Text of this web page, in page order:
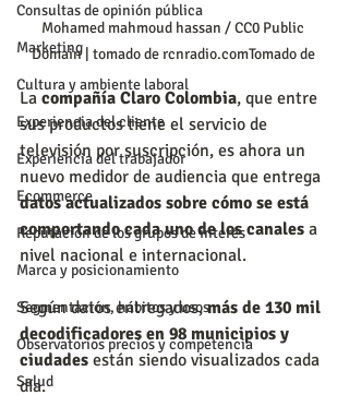
Consultas de opinión pública
Marketing
Cultura y ambiente laboral
Experiencia del cliente
Experiencia del trabajador
Ecommerce
Reputación de los grupos de interés
Marca y posicionamiento
Segmentación, hábitos y usos
Observatorios precios y competencia
Salud
Mohamed mahmoud hassan / CC0 Public
Domain | tomado de rcnradio.comTomado de
La compañía Claro Colombia, que entre
sus productos tiene el servicio de
televisión por suscripción, es ahora un
nuevo medidor de audiencia que entrega
datos actualizados sobre cómo se está
comportando cada uno de los canales a
nivel nacional e internacional.
Según datos entregados, más de 130 mil
decodificadores en 98 municipios y
ciudades están siendo visualizados cada
día.